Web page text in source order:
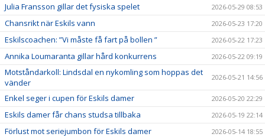
Julia Fransson gillar det fysiska spelet 2026-05-29 08:53
Chansrikt när Eskils vann 2026-05-23 17:20
Eskilscoachen: ”Vi måste få fart på bollen ” 2026-05-22 17:23
Annika Loumaranta gillar hård konkurrens 2026-05-22 09:19
Motståndarkoll: Lindsdal en nykomling som hoppas det
vänder
2026-05-21 14:56
Enkel seger i cupen för Eskils damer 2026-05-20 22:29
Eskils damer får chans studsa tillbaka 2026-05-19 22:14
Förlust mot seriejumbon för Eskils damer 2026-05-14 18:55